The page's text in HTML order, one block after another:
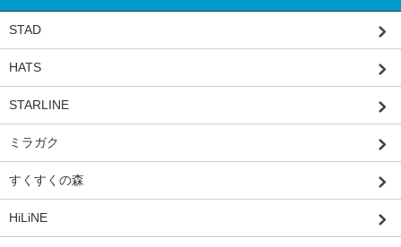
STAD
HATS
STARLINE
ミラガク
すくすくの森
HiLiNE